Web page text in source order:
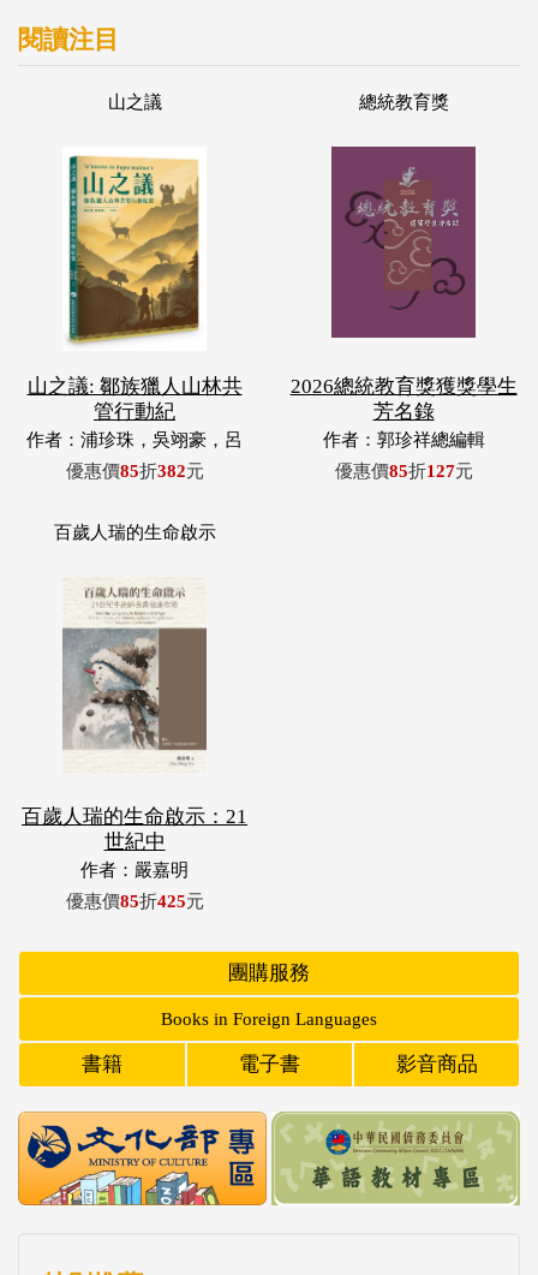
閱讀注目
山之議
山之議: 鄒族獵人山林共
管行動紀
作者：浦珍珠，吳翊豪，呂
翊齊，張惠東，許玉青，王
優惠價85折382元
總統教育獎
2026總統教育獎獲獎學生
芳名錄
作者：郭珍祥總編輯
優惠價85折127元
百歲人瑞的生命啟示
百歲人瑞的生命啟示：21
世紀中
作者：嚴嘉明
優惠價85折425元
團購服務
Books in Foreign Languages
書籍 電子書 影音商品